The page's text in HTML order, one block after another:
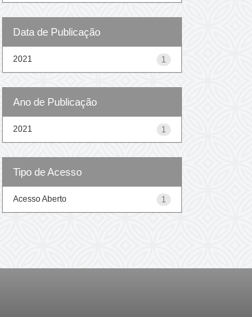
Data de Publicação
1
2021
Ano de Publicação
1
2021
Tipo de Acesso
1
Acesso Aberto